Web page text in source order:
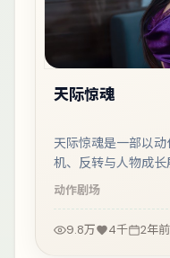
天际惊魂
天际惊魂是一部以
机、反转与人物成长
观看。
动作剧场
9.8万 4千 2年前